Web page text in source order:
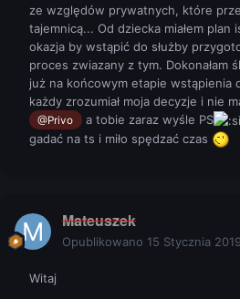
ze względów prywatnych, które
tajemnicą... Od dziecka miałem plan
okazja by wstąpić do służby
proces zwiazany z tym. Dokonałam
już na końcowym etapie wstąpienia
każdy zrozumiał moja decyzje i nie
@Privo a tobie zaraz wyśle PS
gadać na ts i miło spędzać czas
Mateuszek
Opublikowano 15 Stycznia 2019
Witaj